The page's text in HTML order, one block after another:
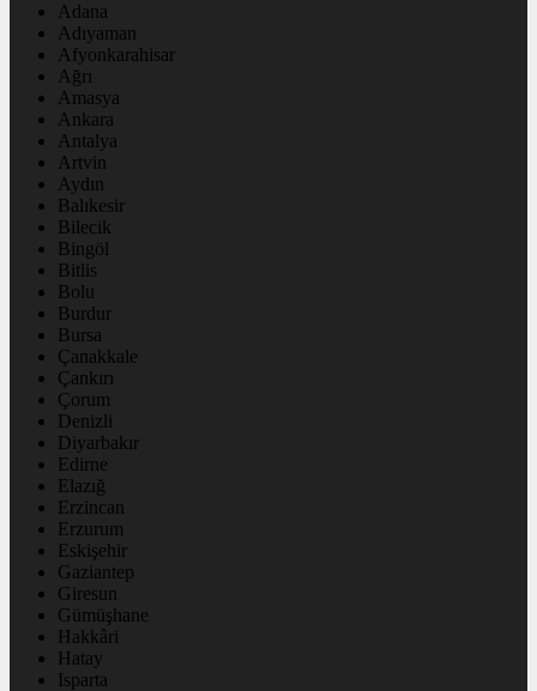
Adana
Adıyaman
Afyonkarahisar
Ağrı
Amasya
Ankara
Antalya
Artvin
Aydın
Balıkesir
Bilecik
Bingöl
Bitlis
Bolu
Burdur
Bursa
Çanakkale
Çankırı
Çorum
Denizli
Diyarbakır
Edirne
Elazığ
Erzincan
Erzurum
Eskişehir
Gaziantep
Giresun
Gümüşhane
Hakkâri
Hatay
Isparta